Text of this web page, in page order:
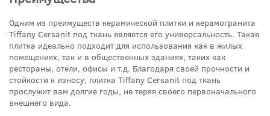
Одним из преимуществ керамической плитки и керамогранита
Tiffany Cersanit под ткань является его универсальность. Такая
плитка идеально подходит для использования как в жилых
помещениях, так и в общественных зданиях, таких как
рестораны, отели, офисы и т.д. Благодаря своей прочности и
стойкости к износу, плитка Tiffany Cersanit под ткань
прослужит вам долгие годы, не теряя своего первоначального
внешнего вида.